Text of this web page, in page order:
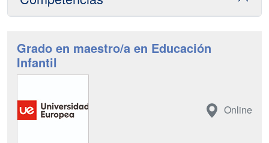
Grado en maestro/a en Educación
Infantil
Online